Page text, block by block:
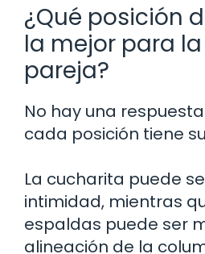
¿Qué posición
la mejor para
pareja?
No hay una
cada posición tiene
La cucharita puede
intimidad, mientras
espaldas puede ser
alineación de la